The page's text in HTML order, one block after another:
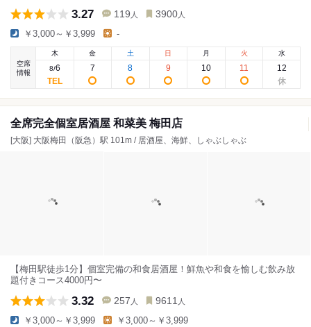
3.27 119 人 3900 人
￥3,000～￥3,999 -
空席
情報
木
8/6
金
7
土
8
日
9
月
10
火
11
水
12
全席完全個室居酒屋 和菜美 梅田店
[大阪] 大阪梅田（阪急）駅 101m / 居酒屋、海鮮、しゃぶしゃぶ
【梅田駅徒歩1分】個室完備の和食居酒屋！鮮魚や和食を愉しむ飲み放
題付きコース4000円〜
3.32 257 人 9611 人
￥3,000～￥3,999 ￥3,000～￥3,999